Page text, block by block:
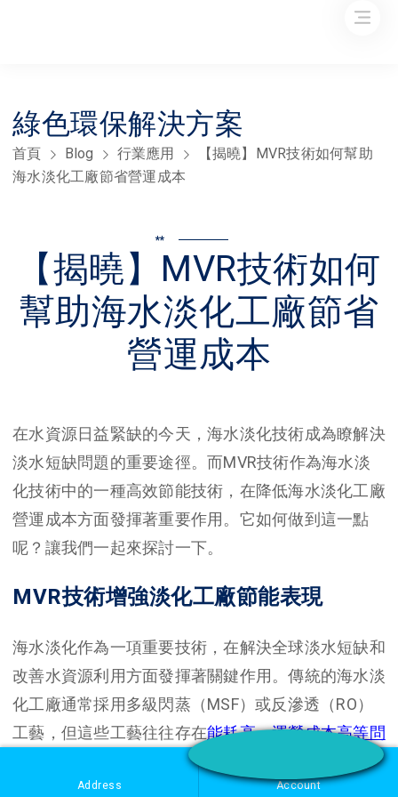
Address Account
綠色環保解決方案
首頁 Blog 行業應用
【揭曉】MVR技術如何幫助
海水淡化工廠節省營運成本
**
【揭曉】MVR技術如何
幫助海水淡化工廠節省
營運成本
在水資源日益緊缺的今天，海水淡化技術成為瞭解決
淡水短缺問題的重要途徑。而MVR技術作為海水淡
化技術中的一種高效節能技術，在降低海水淡化工廠
營運成本方面發揮著重要作用。它如何做到這一點
呢？讓我們一起來探討一下。
MVR技術增強淡化工廠節能表現
海水淡化作為一項重要技術，在解決全球淡水短缺和
改善水資源利用方面發揮著關鍵作用。傳統的海水淡
化工廠通常採用多級閃蒸（MSF）或反滲透（RO）
工藝，但這些工藝往往存在能耗高、運營成本高等問
而MVR（機械蒸汽再壓縮）技術的出現為海水
淡化行業帶來了新的節能解決方案，對降低海水淡化